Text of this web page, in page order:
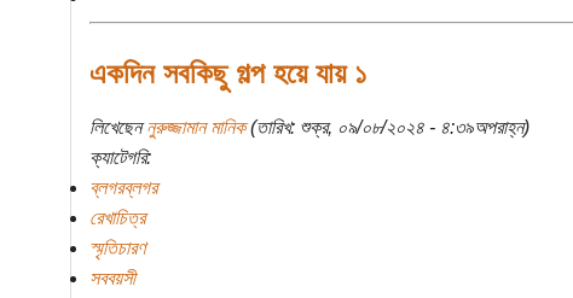
একদিন সবকিছু গল্প হয়ে যায় ১
লিখেছেননুরুজ্জামান মানিক(তারিখ: শুক্র, ০৯/০৮/২০২৪ - ৪:৩৯অপরাহ্ন)
ক্যাটেগরি:
ব্লগরব্লগর
রেখাচিত্র
স্মৃতিচারণ
সববয়সী